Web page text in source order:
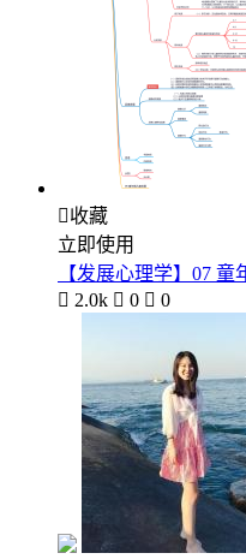
收藏
立即使用
【发展心理学】07 童
 2.0k  0  0